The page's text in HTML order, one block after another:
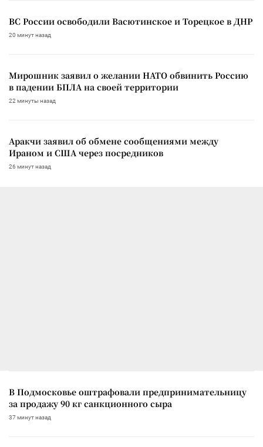
ВС России освободили Васютинское и Торецкое в ДНР
20 минут назад
Мирошник заявил о желании НАТО обвинить Россию
в падении БПЛА на своей территории
22 минуты назад
Аракчи заявил об обмене сообщениями между
Ираном и США через посредников
26 минут назад
В Подмосковье оштрафовали предпринимательницу
за продажу 90 кг санкционного сыра
37 минут назад